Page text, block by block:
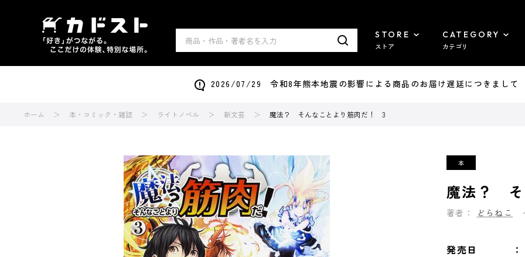
STORE
ストア
CATEGORY
カテゴリ
2026/07/29 令和8年熊本地震の影響による商品のお届け遅延につきまして
ホーム 本・コミック・雑誌 ライトノベル 新文芸 魔法？ そんなことより筋肉だ！ 3
魔法？ そ
著者： どらねこ
発売日